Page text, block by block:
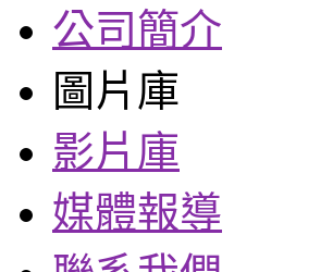
公司簡介
圖片庫
影片庫
媒體報導